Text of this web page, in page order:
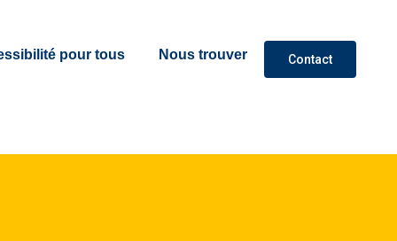
Contact
pour tous Nous trouver